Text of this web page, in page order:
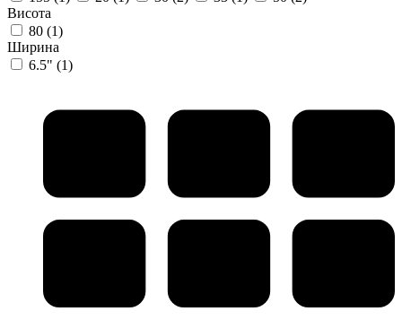
Висота
80 (1)
Ширина
6.5" (1)